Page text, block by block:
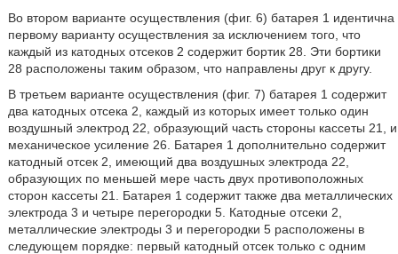
Во втором варианте осуществления (фиг. 6) батарея 1 идентична
первому варианту осуществления за исключением того, что
каждый из катодных отсеков 2 содержит бортик 28. Эти бортики
28 расположены таким образом, что направлены друг к другу.
В третьем варианте осуществления (фиг. 7) батарея 1 содержит
два катодных отсека 2, каждый из которых имеет только один
воздушный электрод 22, образующий часть стороны кассеты 21, и
механическое усиление 26. Батарея 1 дополнительно содержит
катодный отсек 2, имеющий два воздушных электрода 22,
образующих по меньшей мере часть двух противоположных
сторон кассеты 21. Батарея 1 содержит также два металлических
электрода 3 и четыре перегородки 5. Катодные отсеки 2,
металлические электроды 3 и перегородки 5 расположены в
следующем порядке: первый катодный отсек только с одним